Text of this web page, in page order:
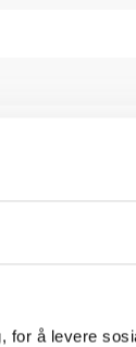
for å levere